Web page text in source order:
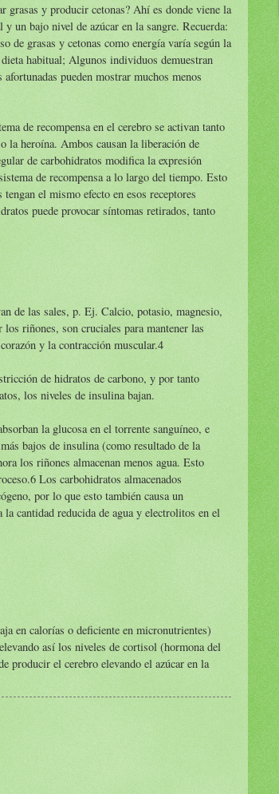
grasas y producir cetonas? Ahí es donde viene la
un bajo nivel de azúcar en la sangre. Recuerda:
de grasas y cetonas como energía varía según la
habitual; Algunos individuos demuestran
pueden mostrar muchos menos
de recompensa en el cerebro se activan tanto
la heroína. Ambos causan la liberación de
de carbohidratos modifica la expresión
de recompensa a lo largo del tiempo. Esto
el mismo efecto en esos receptores
puede provocar síntomas retirados, tanto
de las sales, p. Ej. Calcio, potasio, magnesio,
riñones, son cruciales para mantener las
y la contracción muscular.4
de hidratos de carbono, y por tanto
los niveles de insulina bajan.
la glucosa en el torrente sanguíneo, e
bajos de insulina (como resultado de la
los riñones almacenan menos agua. Esto
Los carbohidratos almacenados
por lo que esto también causa un
cantidad reducida de agua y electrolitos en el
en calorías o deficiente en micronutrientes)
así los niveles de cortisol (hormona del
producir el cerebro elevando el azúcar en la